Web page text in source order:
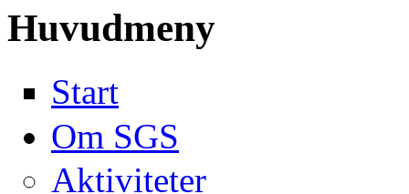
Huvudmeny
Start
Om SGS
Aktiviteter